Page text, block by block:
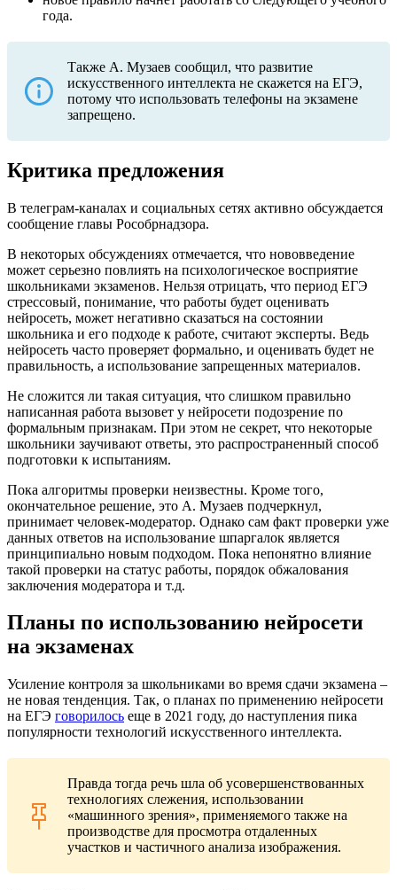
года.
Также А. Музаев сообщил, что развитие
искусственного интеллекта не скажется на ЕГЭ,
потому что использовать телефоны на экзамене
запрещено.
Критика предложения
В телеграм-каналах и социальных сетях активно обсуждается
сообщение главы Рособрнадзора.
В некоторых обсуждениях отмечается, что нововведение
может серьезно повлиять на психологическое восприятие
школьниками экзаменов. Нельзя отрицать, что период ЕГЭ
стрессовый, понимание, что работы будет оценивать
нейросеть, может негативно сказаться на состоянии
школьника и его подходе к работе, считают эксперты. Ведь
нейросеть часто проверяет формально, и оценивать будет не
правильность, а использование запрещенных материалов.
Не сложится ли такая ситуация, что слишком правильно
написанная работа вызовет у нейросети подозрение по
формальным признакам. При этом не секрет, что некоторые
школьники заучивают ответы, это распространенный способ
подготовки к испытаниям.
Пока алгоритмы проверки неизвестны. Кроме того,
окончательное решение, это А. Музаев подчеркнул,
принимает человек-модератор. Однако сам факт проверки уже
данных ответов на использование шпаргалок является
принципиально новым подходом. Пока непонятно влияние
такой проверки на статус работы, порядок обжалования
заключения модератора и т.д.
Планы по использованию нейросети
на экзаменах
Усиление контроля за школьниками во время сдачи экзамена –
не новая тенденция. Так, о планах по применению нейросети
на ЕГЭ говорилось еще в 2021 году, до наступления пика
популярности технологий искусственного интеллекта.
Правда тогда речь шла об усовершенствованных
технологиях слежения, использовании
«машинного зрения», применяемого также на
производстве для просмотра отдаленных
участков и частичного анализа изображения.